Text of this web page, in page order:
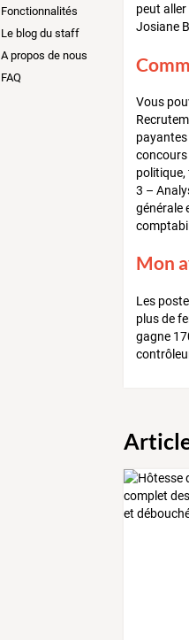
Fonctionnalités
Le blog du staff
A propos de nous
FAQ
peut
Josiane
Vous
concours
politique,
3 –
générale
Mon
Les
plus de
gagne